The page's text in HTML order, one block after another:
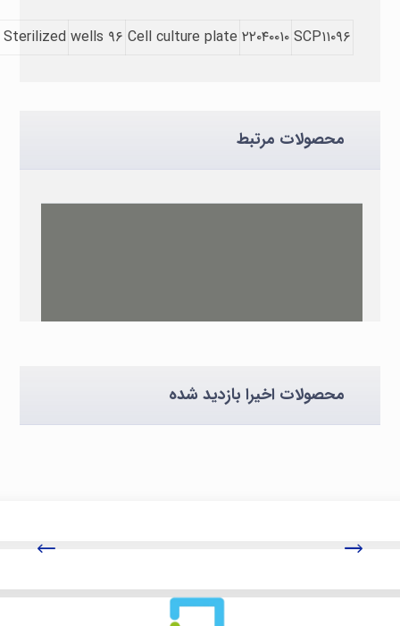
SCP۱۱۰۹۶ ۲۲۰۴۰۰۱۰ Cell culture plate ۹۶ wells
محصولات مرتبط
محصولات اخیرا بازدید شده